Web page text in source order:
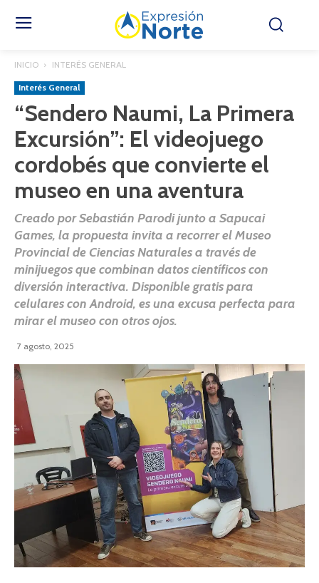
INICIO INTERÉS GENERAL
Interés General
“Sendero Naumi, La Primera
Excursión”: El videojuego
cordobés que convierte el
museo en una aventura
Creado por Sebastián Parodi junto a Sapucai
Games, la propuesta invita a recorrer el Museo
Provincial de Ciencias Naturales a través de
minijuegos que combinan datos científicos con
diversión interactiva. Disponible gratis para
celulares con Android, es una excusa perfecta para
mirar el museo con otros ojos.
7 agosto, 2025